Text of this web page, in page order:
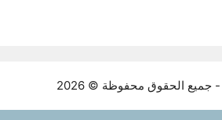
الحقوق محفوظة © 2026